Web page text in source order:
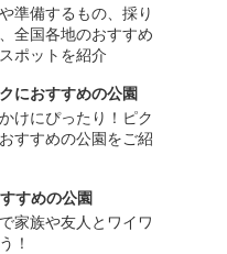
準備するもの、採り
全国各地のおすすめ
ポットを紹介
におすすめの公園
けにぴったり！ピク
すすめの公園をご紹
すめの公園
家族や友人とワイワ
！